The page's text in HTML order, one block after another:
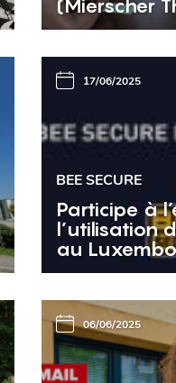
(Mierscher
17/06/2025
BEE SECURE
Participe à
l’utilisation
au
06/06/2025